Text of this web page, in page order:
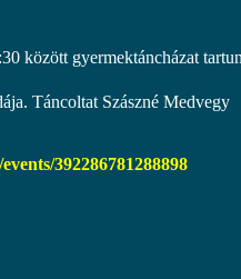
között gyermektáncházat
Táncoltat Szászné Medvegy
392286781288898